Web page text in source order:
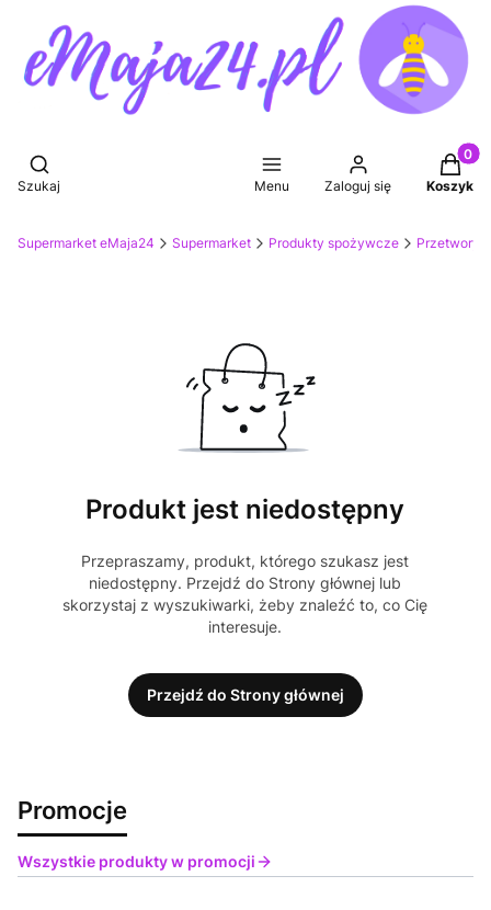
Otwórz wyszukiwarkę
Szukaj Menu Zaloguj się Koszyk
Supermarket eMaja24 Supermarket Produkty spożywcze Przetwory
Produkt jest niedostępny
Przepraszamy, produkt, którego szukasz jest
niedostępny. Przejdź do Strony głównej lub
skorzystaj z wyszukiwarki, żeby znaleźć to, co Cię
interesuje.
Przejdź do Strony głównej
Promocje
Wszystkie produkty w promocji